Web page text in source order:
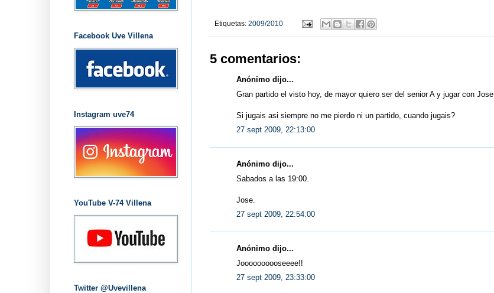
Etiquetas: 2009/2010
5 comentarios:
Anónimo dijo...
Gran partido el visto hoy, de mayor quiero ser del senior A y jugar con Jose.
Si jugais asi siempre no me pierdo ni un partido, cuando jugais?
27 sept 2009, 22:13:00
Anónimo dijo...
Sabados a las 19:00.
Jose.
27 sept 2009, 22:54:00
Anónimo dijo...
Joooooooooseeee!!
27 sept 2009, 23:33:00
Facebook Uve Villena
Instagram uve74
YouTube V-74 Villena
Twitter @Uvevillena